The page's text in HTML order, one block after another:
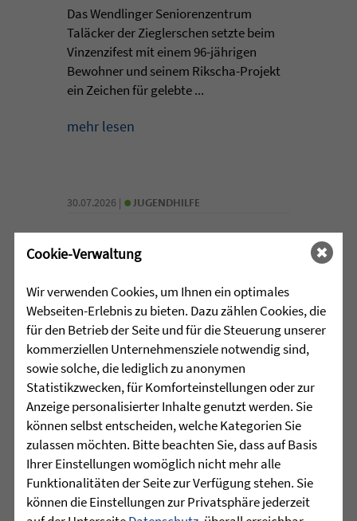
Das Wendlinger Seniorenzentrum
Taläcker der Zieglerschen setzte beim
Vinzenzifest mit einem 96-jährigen
Bewohner und seinem Rikscha-Projekt
ein Zeichen für gelebte ...
mehr lesen
30.07.2026 | • JUGENDHILFE
entdecken
Manchmal beginnt die wichtigste Reise
nicht mit einer Entfernung, sondern mit
dem Schritt aus der eigenen
Komfortzone. Für eine Gruppe junger
Menschen aus dem Martinshaus
Kleintobel führte dieser Schritt im Juni
zum Outward ...
mehr lesen
Cookie-Verwaltung
Wir verwenden Cookies, um Ihnen ein optimales
Webseiten-Erlebnis zu bieten. Dazu zählen Cookies, die
für den Betrieb der Seite und für die Steuerung unserer
kommerziellen Unternehmensziele notwendig sind,
sowie solche, die lediglich zu anonymen
Statistikzwecken, für Komforteinstellungen oder zur
Anzeige personalisierter Inhalte genutzt werden. Sie
können selbst entscheiden, welche Kategorien Sie
zulassen möchten. Bitte beachten Sie, dass auf Basis
Ihrer Einstellungen womöglich nicht mehr alle
Funktionalitäten der Seite zur Verfügung stehen. Sie
können die Einstellungen zur Privatsphäre jederzeit